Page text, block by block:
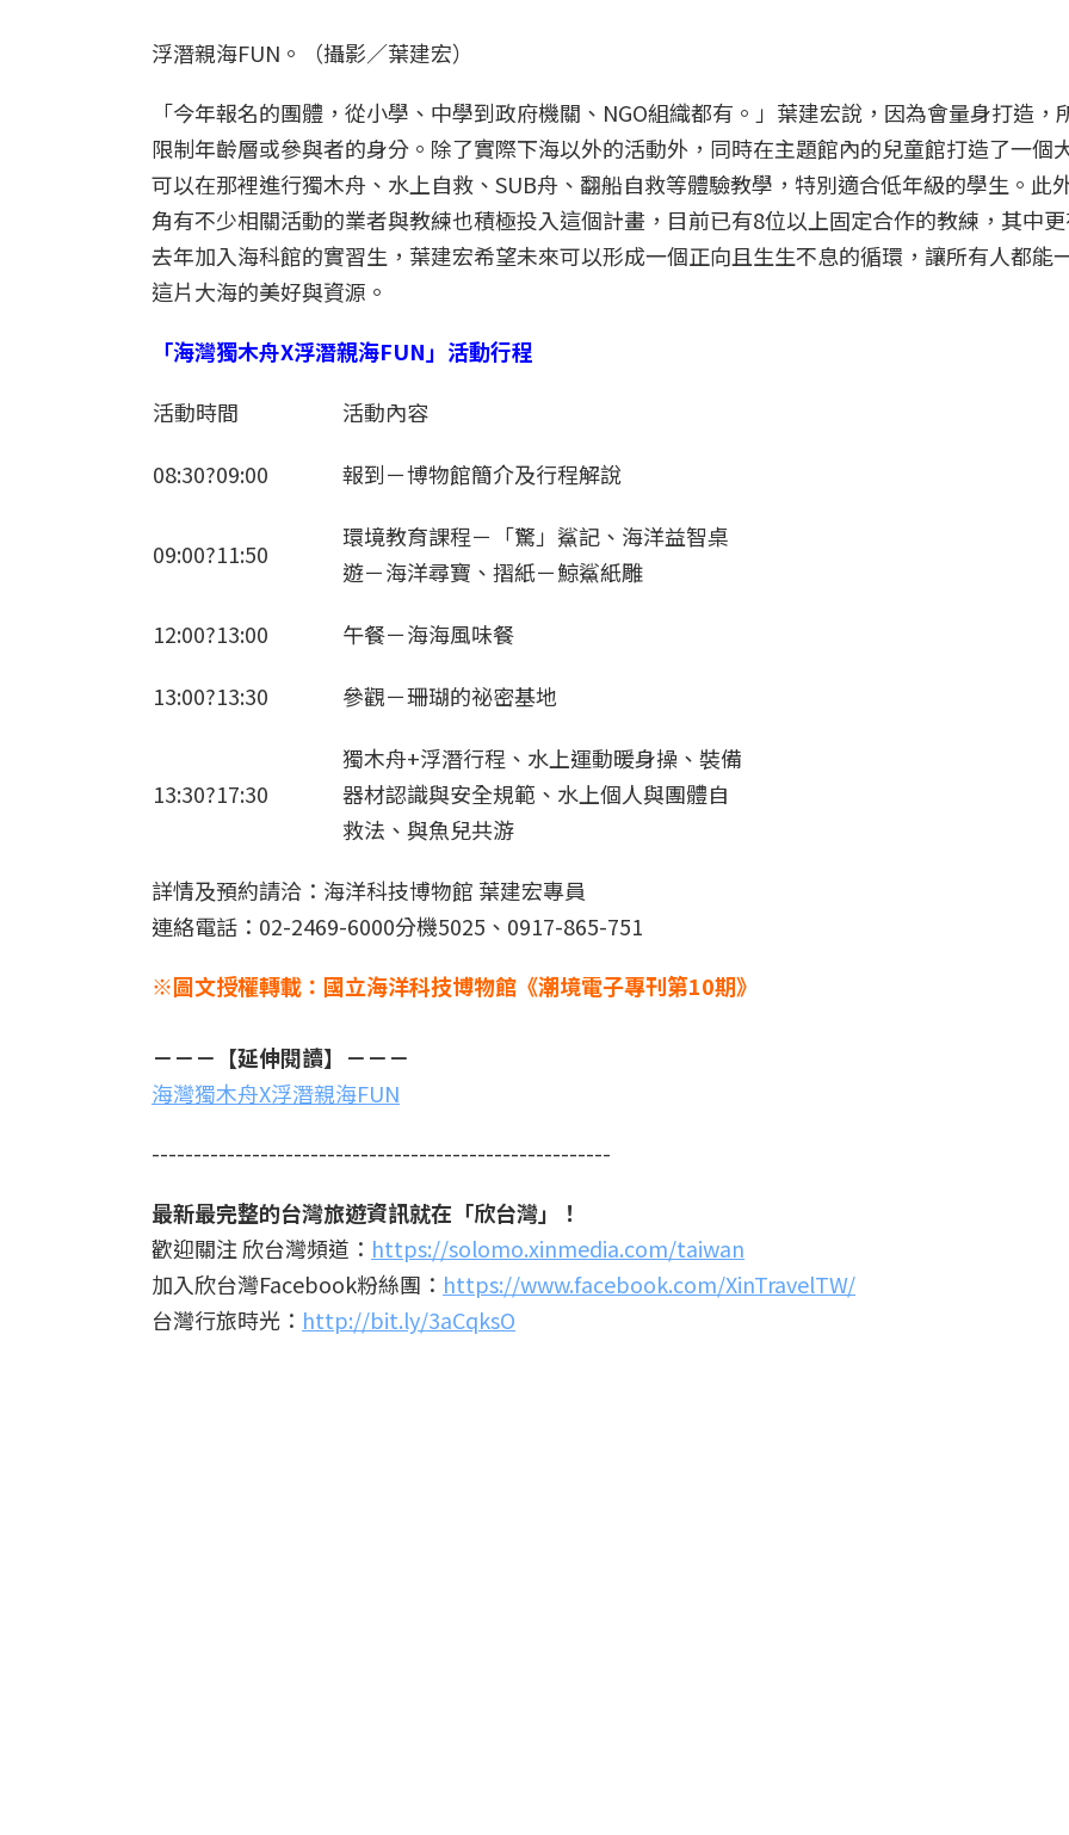
浮潛親海FUN。（攝影／葉建宏）
「今年報名的團體，從小學、中學到政府機關、NGO組織都有。」葉建宏說，因為會量身打造，
限制年齡層或參與者的身分。除了實際下海以外的活動外，同時在主題館內的兒童館打造了一個
可以在那裡進行獨木舟、水上自救、SUB舟、翻船自救等體驗教學，特別適合低年級的學生。此
角有不少相關活動的業者與教練也積極投入這個計畫，目前已有8位以上固定合作的教練，其中
去年加入海科館的實習生，葉建宏希望未來可以形成一個正向且生生不息的循環，讓所有人都能
這片大海的美好與資源。
「海灣獨木舟X浮潛親海FUN 」活動行程
活動時間
活動內容
08:30?09:00
報到－博物館簡介及行程解說
09:00?11:50
環境教育課程－「驚」鯊記、海洋益智桌
遊－海洋尋寶、摺紙－鯨鯊紙雕
12:00?13:00
午餐－海海風味餐
13:00?13:30
參觀－珊瑚的祕密基地
13:30?17:30
獨木舟+浮潛行程、水上運動暖身操、裝備
器材認識與安全規範、水上個人與團體自
救法、與魚兒共游
詳情及預約請洽：海洋科技博物館 葉建宏專員
連絡電話：02-2469-6000分機5025、0917-865-751
※圖文授權轉載：國立海洋科技博物館《潮境電子專刊第10期》
－－－【延伸閱讀】－－－
海灣獨木舟X浮潛親海FUN
-------------------------------------------------------
最新最完整的台灣旅遊資訊就在「欣台灣」！
歡迎關注 欣台灣頻道： https://solomo.xinmedia.com/taiwan
加入欣台灣Facebook粉絲團： https://www.facebook.com/XinTravelTW/
台灣行旅時光： http://bit.ly/3aCqksO